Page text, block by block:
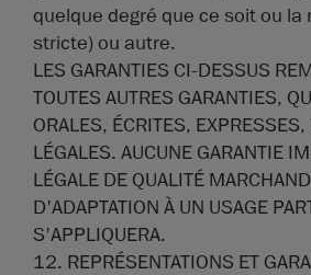
quelque degré que ce soit ou la
stricte) ou autre.
LES GARANTIES CI-DESSUS
TOUTES AUTRES GARANTIES,
ORALES, ÉCRITES,
LÉGALES. AUCUNE GARANTIE
LÉGALE DE QUALITÉ
D'ADAPTATION À UN USAGE
S'APPLIQUERA.
12. REPRÉSENTATIONS ET